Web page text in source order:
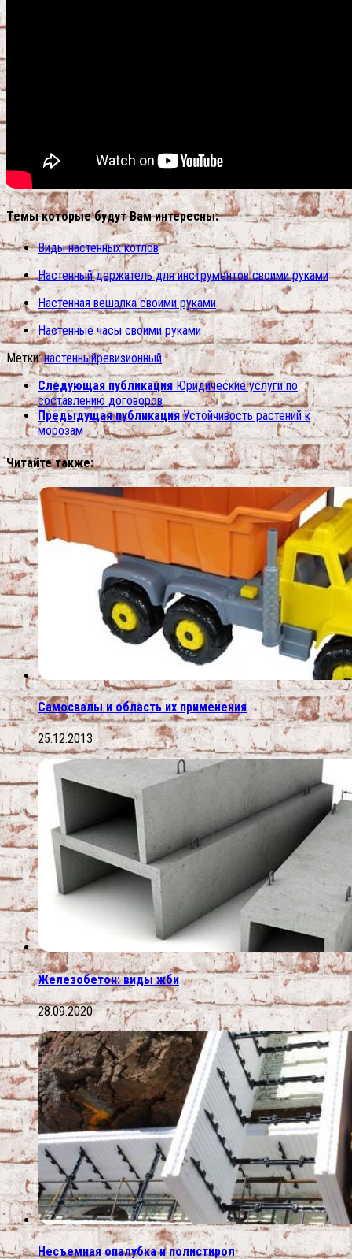
Темы которые будут Вам интересны:
Виды настенных котлов
Настенный держатель для инструментов своими руками
Настенная вешалка своими руками
Настенные часы своими руками
Метки: настенныйревизионный
Следующая публикация Юридические услуги по
составлению договоров
Предыдущая публикация Устойчивость растений к
морозам
Читайте также:
Самосвалы и область их применения
25.12.2013
Железобетон: виды жби
28.09.2020
Несъемная опалубка и полистирол